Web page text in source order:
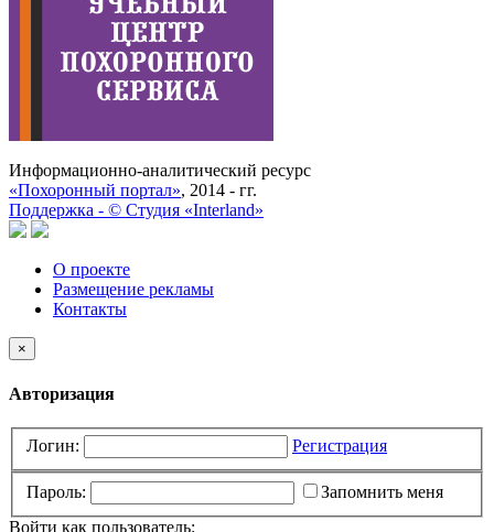
Информационно-аналитический ресурс
«Похоронный портал», 2014 - гг.
Поддержка - © Cтудия «Interland»
О проекте
Размещение рекламы
Контакты
×
Авторизация
Логин: Регистрация
Пароль:
Запомнить меня
Войти как пользователь: